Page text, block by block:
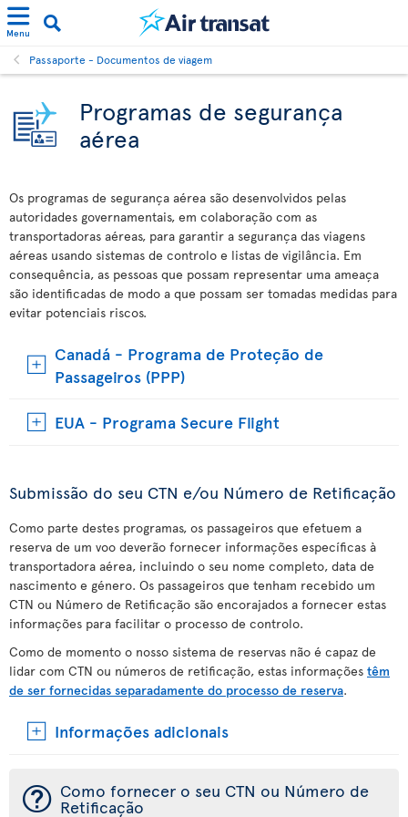
Menu
Passaporte - Documentos de viagem
Programas de segurança
aérea
Os programas de segurança aérea são desenvolvidos pelas
autoridades governamentais, em colaboração com as
transportadoras aéreas, para garantir a segurança das viagens
aéreas usando sistemas de controlo e listas de vigilância. Em
consequência, as pessoas que possam representar uma ameaça
são identificadas de modo a que possam ser tomadas medidas para
evitar potenciais riscos.
Canadá - Programa de Proteção de
Passageiros (PPP)
EUA - Programa Secure Flight
Submissão do seu CTN e/ou Número de Retificação
Como parte destes programas, os passageiros que efetuem a
reserva de um voo deverão fornecer informações específicas à
transportadora aérea, incluindo o seu nome completo, data de
nascimento e género. Os passageiros que tenham recebido um
CTN ou Número de Retificação são encorajados a fornecer estas
informações para facilitar o processo de controlo.
Como de momento o nosso sistema de reservas não é capaz de
lidar com CTN ou números de retificação, estas informações têm
de ser fornecidas separadamente do processo de reserva.
Informações adicionais
¯ Como fornecer o seu CTN ou Número de
Retificação